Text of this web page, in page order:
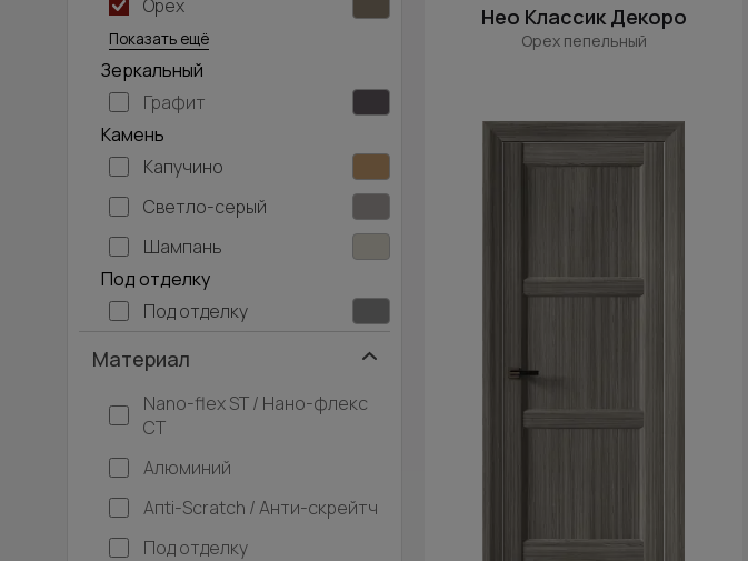
Орех
Серый дуб
Показать ещё
Зеркальный
Графит
Камень
Капучино
Светло-серый
Шампань
Под отделку
Под отделку
Материал
Nano-flex ST / Нано-флекс
СТ
Алюминий
Апti-Sсrаtсh / Анти-скрейтч
Под отделку
Нео Классик Декоро
Орех пепельный